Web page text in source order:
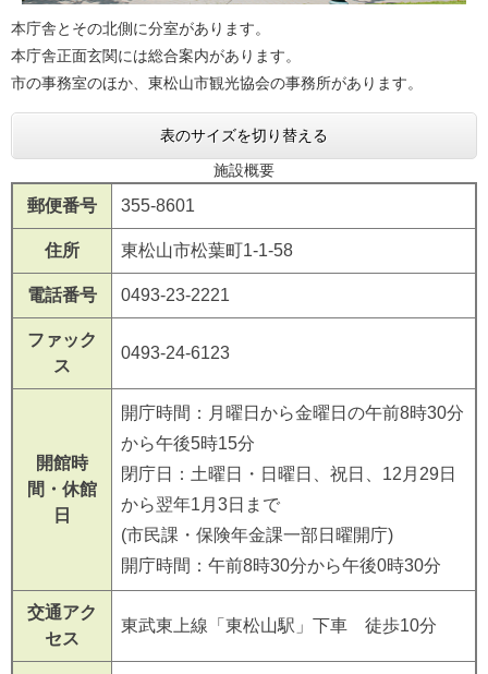
本庁舎とその北側に分室があります。
本庁舎正面玄関には総合案内があります。
市の事務室のほか、東松山市観光協会の事務所があります。
表のサイズを切り替える
施設概要
郵便番号 355-8601
住所 東松山市松葉町1-1-58
電話番号 0493-23-2221
ファック
ス
0493-24-6123
開館時
間・休館
日
開庁時間：月曜日から金曜日の午前8時30分
から午後5時15分
閉庁日：土曜日・日曜日、祝日、12月29日
から翌年1月3日まで
(市民課・保険年金課一部日曜開庁)
開庁時間：午前8時30分から午後0時30分
交通アク
セス
東武東上線「東松山駅」下車 徒歩10分